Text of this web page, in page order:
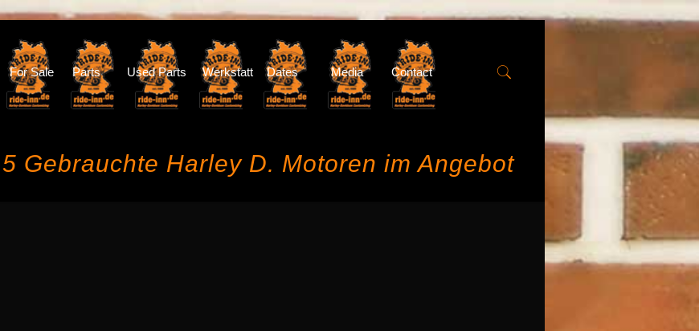
For Sale Parts Used Parts Werkstatt Dates Media Contact
Gebrauchte Harley D. Motoren im Angebot